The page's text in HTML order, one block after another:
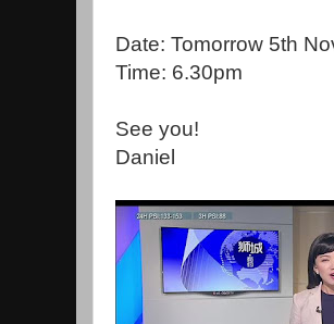
Date: Tomorrow 5th
Time: 6.30pm
See you!
Daniel